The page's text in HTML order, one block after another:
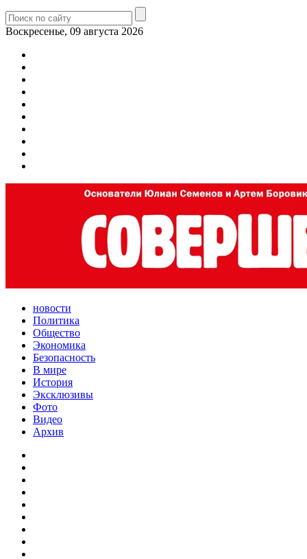
Воскресенье, 09 августа 2026
новости
Политика
Общество
Экономика
Безопасность
В мире
История
Эксклюзивы
Фото
Видео
Архив